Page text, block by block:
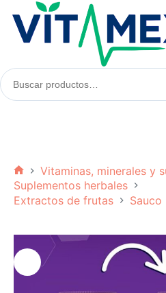
contenido
Buscar
productos:
Inicio
Vitaminas, minerales y
Suplementos herbales
Extractos de frutas
Sauco